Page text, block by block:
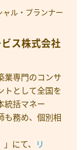
ル・プランナー
ス株式会社
業専門のコンサ
トとして全国を
統括マネー
も務め、個別相
にて、
リ